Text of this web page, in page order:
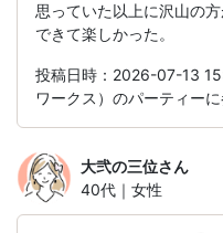
思っていた以上に沢山の
できて楽しかった。
投稿日時：2026-07-13
ワークス）のパーティーに
大弐の三位さん
40代｜女性